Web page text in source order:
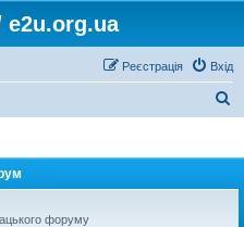
e2u.org.ua
Вхід
Реєстрація
форуму